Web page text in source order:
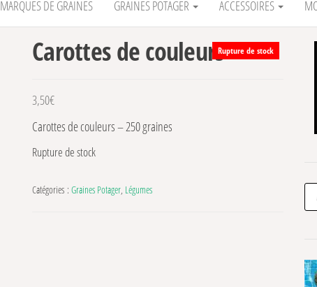
MARQUES DE GRAINES GRAINES POTAGER ACCESSOIRES
Carottes de couleurs
3,50€
Rupture de stock
Carottes de couleurs – 250 graines
Rupture de stock
Catégories : Graines Potager, Légumes